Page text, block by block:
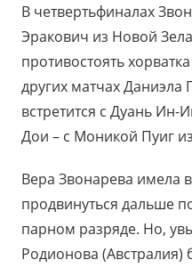
В четвертьфиналах
Эракович из Новой
противостоять
других матчах Даниэла
встретится с Дуань Ин-
Дои – с Моникой Пуиг
Вера Звонарева имела
продвинуться дальше
парном разряде. Но,
Родионова (Австралия)